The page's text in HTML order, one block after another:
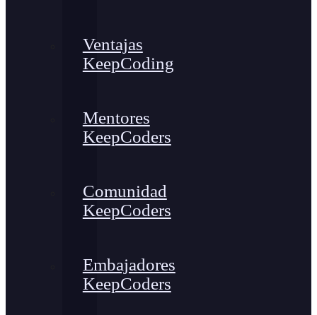
Ventajas
KeepCoding
Mentores
KeepCoders
Comunidad
KeepCoders
Embajadores
KeepCoders